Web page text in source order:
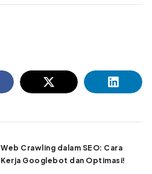
Web Crawling dalam SEO: Cara
Kerja Googlebot dan Optimasi!